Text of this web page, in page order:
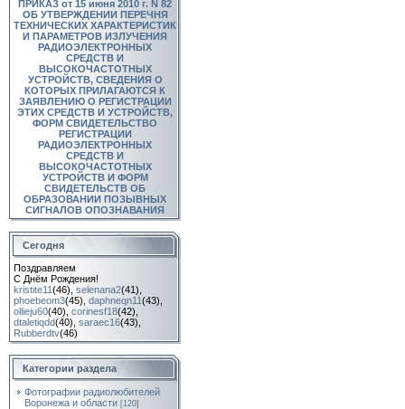
ПРИКАЗ от 15 июня 2010 г. N 82
ОБ УТВЕРЖДЕНИИ ПЕРЕЧНЯ
ТЕХНИЧЕСКИХ ХАРАКТЕРИСТИК
И ПАРАМЕТРОВ ИЗЛУЧЕНИЯ
РАДИОЭЛЕКТРОННЫХ
СРЕДСТВ И
ВЫСОКОЧАСТОТНЫХ
УСТРОЙСТВ, СВЕДЕНИЯ О
КОТОРЫХ ПРИЛАГАЮТСЯ К
ЗАЯВЛЕНИЮ О РЕГИСТРАЦИИ
ЭТИХ СРЕДСТВ И УСТРОЙСТВ,
ФОРМ СВИДЕТЕЛЬСТВО
РЕГИСТРАЦИИ
РАДИОЭЛЕКТРОННЫХ
СРЕДСТВ И
ВЫСОКОЧАСТОТНЫХ
УСТРОЙСТВ И ФОРМ
СВИДЕТЕЛЬСТВ ОБ
ОБРАЗОВАНИИ ПОЗЫВНЫХ
СИГНАЛОВ ОПОЗНАВАНИЯ
Сегодня
Поздравляем
С Днём Рождения!
kristite11(46) selenana2(41)
phoebeom3(45) daphneqn11(43)
ollieju60(40) corinesf18(42)
dtaletiqdd(40) saraec16(43)
Rubberdtv(46)
Категории раздела
Фотографии радиолюбителей
Воронежа и области [120]